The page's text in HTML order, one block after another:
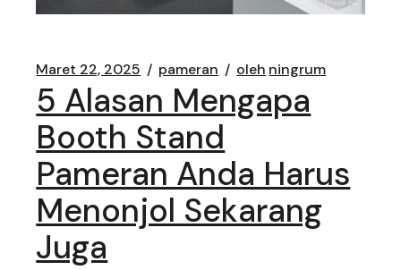
Maret 22, 2025 pameran oleh ningrum
5 Alasan Mengapa
Booth Stand
Pameran Anda Harus
Menonjol Sekarang
Juga